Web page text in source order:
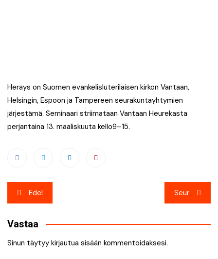
Heräys on Suomen evankelisluterilaisen kirkon Vantaan,
Helsingin, Espoon ja Tampereen seurakuntayhtymien
järjestämä. Seminaari striimataan Vantaan Heurekasta
perjantaina 13. maaliskuuta kello9–15.
Artikkelien
selaus
Edel Seur
Vastaa
Sinun täytyy kirjautua sisään kommentoidaksesi.